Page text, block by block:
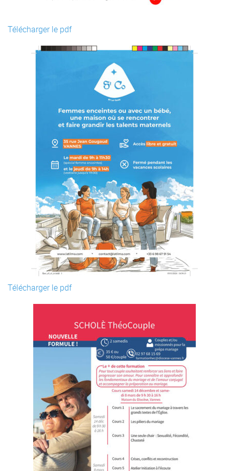
Télécharger le pdf
Télécharger le pdf